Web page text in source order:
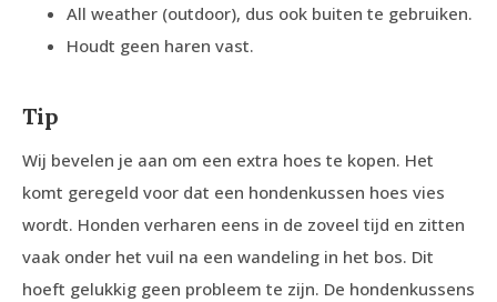
All weather (outdoor), dus ook buiten te gebruiken.
Houdt geen haren vast.
Tip
Wij bevelen je aan om een extra hoes te kopen. Het
komt geregeld voor dat een hondenkussen hoes vies
wordt. Honden verharen eens in de zoveel tijd en zitten
vaak onder het vuil na een wandeling in het bos. Dit
hoeft gelukkig geen probleem te zijn. De hondenkussens